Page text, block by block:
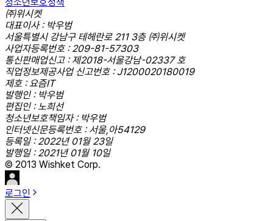
청소년보호정책
㈜위시켓
대표이사 : 박우범
서울특별시 강남구 테헤란로 211 3층 ㈜위시켓
사업자등록번호 : 209-81-57303
통신판매업신고 : 제2018-서울강남-02337 호
직업정보제공사업 신고번호 : J1200020180019
제호 : 요즘IT
발행인 : 박우범
편집인 : 노희선
청소년보호책임자 : 박우범
인터넷신문등록번호 : 서울,아54129
등록일 : 2022년 01월 23일
발행일 : 2021년 01월 10일
© 2013 Wishket Corp.
로그인